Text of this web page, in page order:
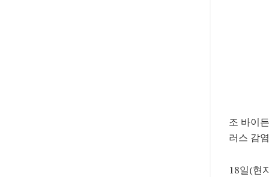
조 바이
러스 감
18일(현